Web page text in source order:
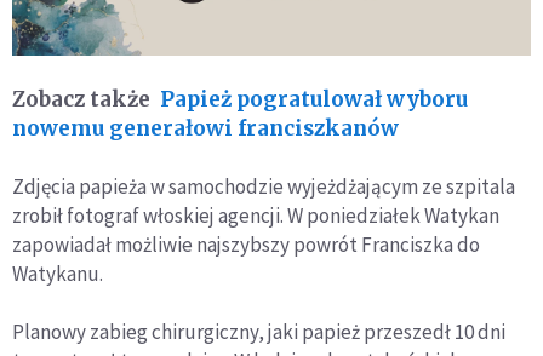
Zobacz także Papież pogratulował wyboru
nowemu generałowi franciszkanów
Zdjęcia papieża w samochodzie wyjeżdżającym ze szpitala
zrobił fotograf włoskiej agencji. W poniedziałek Watykan
zapowiadał możliwie najszybszy powrót Franciszka do
Watykanu.
Planowy zabieg chirurgiczny, jaki papież przeszedł 10 dni